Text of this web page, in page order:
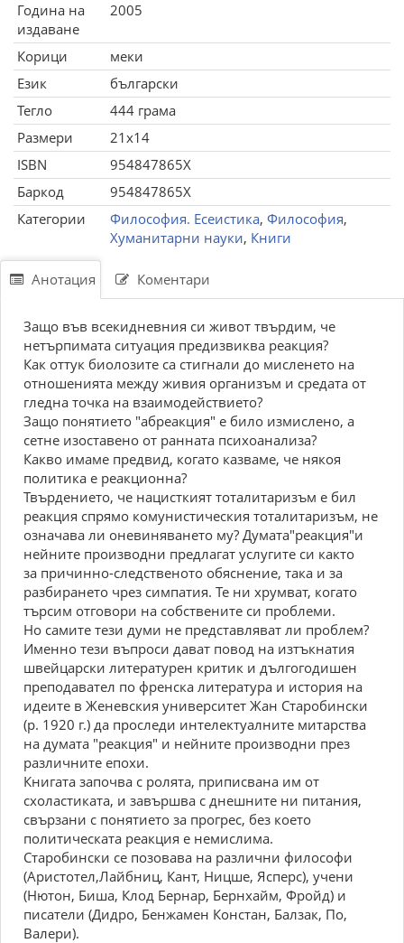
Година на
издаване
2005
Корици
меки
Език
български
Тегло
444 грама
Размери
21x14
ISBN
954847865X
Баркод
954847865X
Категории
Философия. Есеистика, Философия,
Хуманитарни науки, Книги
Анотация Коментари
Защо във всекидневния си живот твърдим, че
нетърпимата ситуация предизвиква реакция?
Как оттук биолозите са стигнали до мисленето на
отношенията между живия организъм и средата от
гледна точка на взаимодействието?
Защо понятието "абреакция" е било измислено, а
сетне изоставено от ранната психоанализа?
Какво имаме предвид, когато казваме, че някоя
политика е реакционна?
Твърдението, че нацисткият тоталитаризъм е бил
реакция спрямо комунистическия тоталитаризъм, не
означава ли оневиняването му? Думата"реакция"и
нейните производни предлагат услугите си както
за причинно-следственото обяснение, така и за
разбирането чрез симпатия. Те ни хрумват, когато
търсим отговори на собствените си проблеми.
Но самите тези думи не представляват ли проблем?
Именно тези въпроси дават повод на изтъкнатия
швейцарски литературен критик и дългогодишен
преподавател по френска литература и история на
идеите в Женевския университет Жан Старобински
(р. 1920 г.) да проследи интелектуалните митарства
на думата "реакция" и нейните производни през
различните епохи.
Книгата започва с ролята, приписвана им от
схоластиката, и завършва с днешните ни питания,
свързани с понятието за прогрес, без което
политическата реакция е немислима.
Старобински се позовава на различни философи
(Аристотел,Лайбниц, Кант, Ницше, Ясперс), учени
(Нютон, Биша, Клод Бернар, Бернхайм, Фройд) и
писатели (Дидро, Бенжамен Констан, Балзак, По,
Валери).